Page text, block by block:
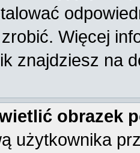
Więcej
znajdziesz na
obrazek
użytkownika